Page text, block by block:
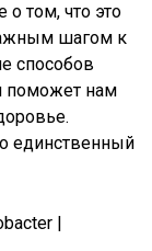
о том, что это
шагом к
способов
поможет нам
единственный
|